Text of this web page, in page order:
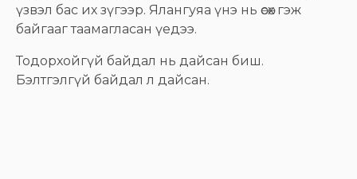
үзвэл бас их зүгээр. Ялангуяа үнэ нь өсөх гэж
байгааг таамагласан үедээ.
Тодорхойгүй байдал нь дайсан биш.
Бэлтгэлгүй байдал л дайсан.